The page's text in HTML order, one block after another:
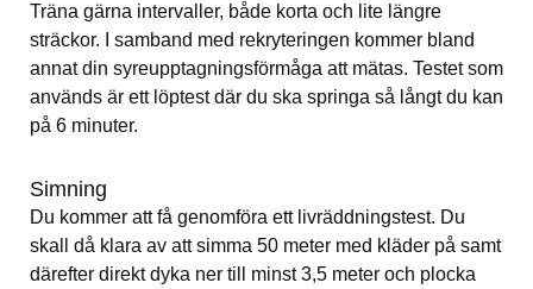
Träna gärna intervaller, både korta och lite längre
sträckor. I samband med rekryteringen kommer bland
annat din syreupptagningsförmåga att mätas. Testet som
används är ett löptest där du ska springa så långt du kan
på 6 minuter.
Simning
Du kommer att få genomföra ett livräddningstest. Du
skall då klara av att simma 50 meter med kläder på samt
därefter direkt dyka ner till minst 3,5 meter och plocka